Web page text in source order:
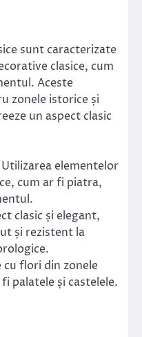
sunt caracterizate
clasice, cum
Aceste
zonele istorice și
un aspect clasic
Utilizarea elementelor
cum ar fi piatra,
clasic și elegant,
și rezistent la
cu flori din zonele
palatele și castelele.